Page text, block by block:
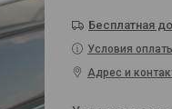
Бесплатная
Условия
Адрес и